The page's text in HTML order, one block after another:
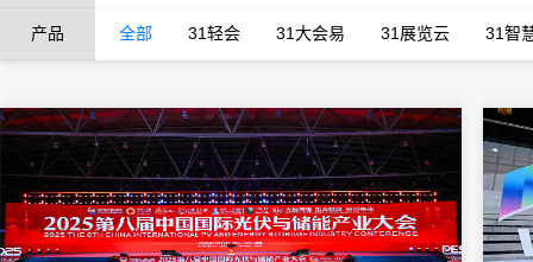
产品 全部 31轻会 31大会易 31展览云 31智